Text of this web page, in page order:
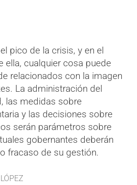
pico de la crisis, y en el
ella, cualquier cosa puede
relacionados con la imagen
La administración del
las medidas sobre
y las decisiones sobre
serán parámetros sobre
gobernantes deberán
fracaso de su gestión.